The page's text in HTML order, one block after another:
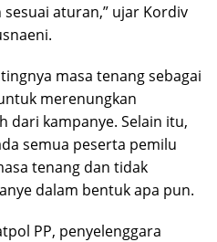
aturan,” ujar Kordiv
masa tenang sebagai
merenungkan
dari kampanye. Selain itu,
semua peserta pemilu
tenang dan tidak
dalam bentuk apa pun.
PP, penyelenggara